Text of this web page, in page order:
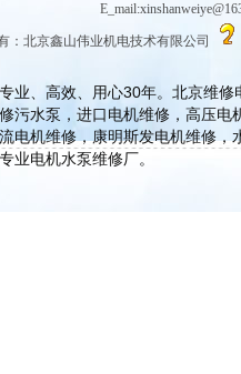
：北京鑫山伟业机电技术有限公司
业、高效、用心30年。北京维
污水泵，进口电机维修，高压
电机维修，康明斯发电机维修
业电机水泵维修厂。